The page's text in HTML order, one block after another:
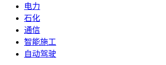
电力
石化
通信
智能施工
自动驾驶